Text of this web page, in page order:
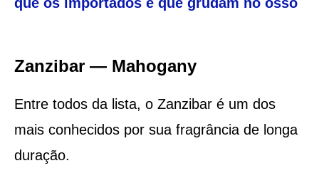
Zanzibar — Mahogany
Entre todos da lista, o Zanzibar é um dos
mais conhecidos por sua fragrância de longa
duração.